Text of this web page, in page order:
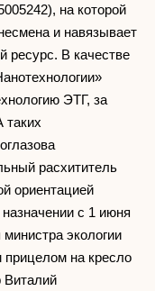
на которой
и навязывает
ресурс. В качестве
ЭТГ, за
таких
расхититель
ориентацией
с 1 июня
экологии
на кресло
Виталий